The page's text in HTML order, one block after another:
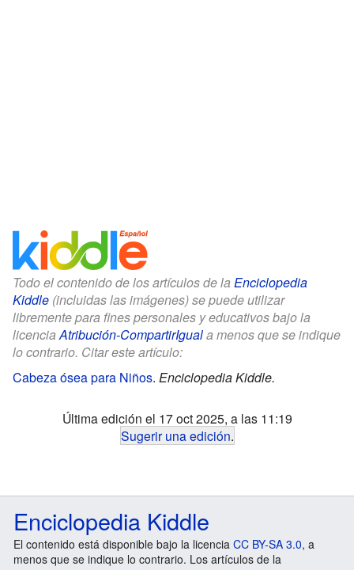
Todo el contenido de los artículos de la Enciclopedia
Kiddle (incluidas las imágenes) se puede utilizar
libremente para fines personales y educativos bajo la
licenciaAtribución-CompartirIguala menos que se indique
lo contrario. Citar este artículo:
Cabeza ósea para Niños. Enciclopedia Kiddle.
Última edición el 17 oct 2025, a las 11:19
Sugerir una edición.
Enciclopedia Kiddle
El contenido está disponible bajo la licencia CC BY-SA 3.0, a
menos que se indique lo contrario. Los artículos de la